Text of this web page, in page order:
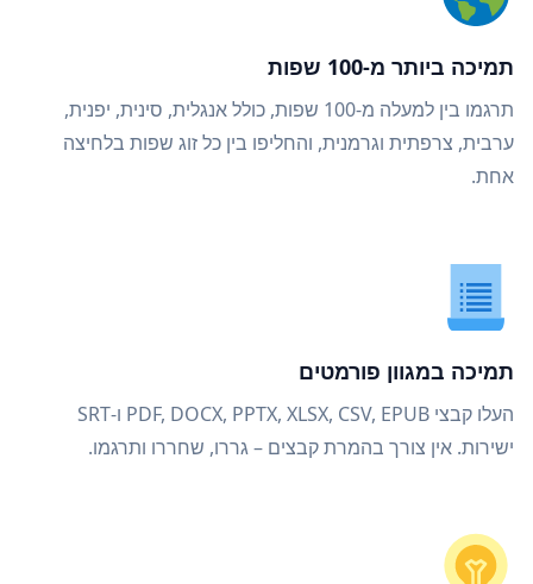
תמיכה ביותר מ-100 שפות
תרגמו בין למעלה מ-100 שפות, כולל אנגלית, סינית, יפנית,
ערבית, צרפתית וגרמנית, והחליפו בין כל זוג שפות בלחיצה
אחת.
תמיכה במגוון פורמטים
העלו קבצי PDF, DOCX, PPTX, XLSX, CSV, EPUB ו-SRT
ישירות. אין צורך בהמרת קבצים – גררו, שחררו ותרגמו.